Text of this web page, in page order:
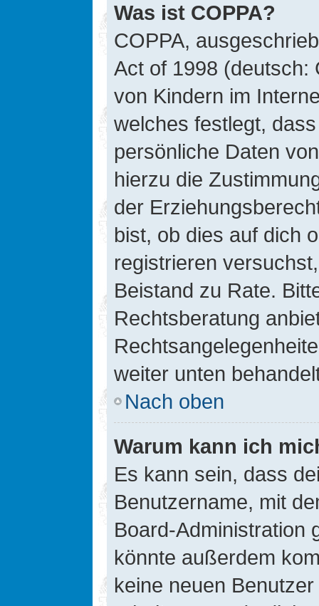
Was ist COPPA?
COPPA,
Act of 1998 (deutsch:
von Kindern im
welches festlegt,
persönliche Daten
hierzu die
der
bist, ob dies auf dich
registrieren
Beistand zu Rate.
Rechtsberatung
weiter unten
Nach oben
Warum kann ich
Es kann sein, dass
Benutzername, mit
Board-Administration
könnte außerdem
keine neuen